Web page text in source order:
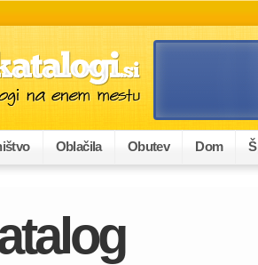
Oblačila Obutev Dom